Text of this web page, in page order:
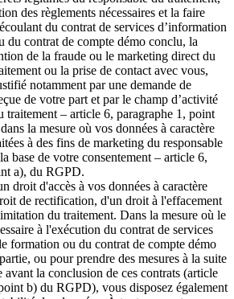
des règlements nécessaires et la faire
du contrat de services d’information
du contrat de compte démo conclu, la
de la fraude ou le marketing direct du
ou la prise de contact avec vous,
notamment par une demande de
de votre part et par le champ d’activité
traitement – article 6, paragraphe 1, point
la mesure où vos données à caractère
à des fins de marketing du responsable
base de votre consentement – article 6,
a), du RGPD.
droit d'accès à vos données à caractère
de rectification, d'un droit à l'effacement
du traitement. Dans la mesure où le
à l'exécution du contrat de services
formation ou du contrat de compte démo
ou pour prendre des mesures à la suite
avant la conclusion de ces contrats (article
b) du RGPD), vous disposez également